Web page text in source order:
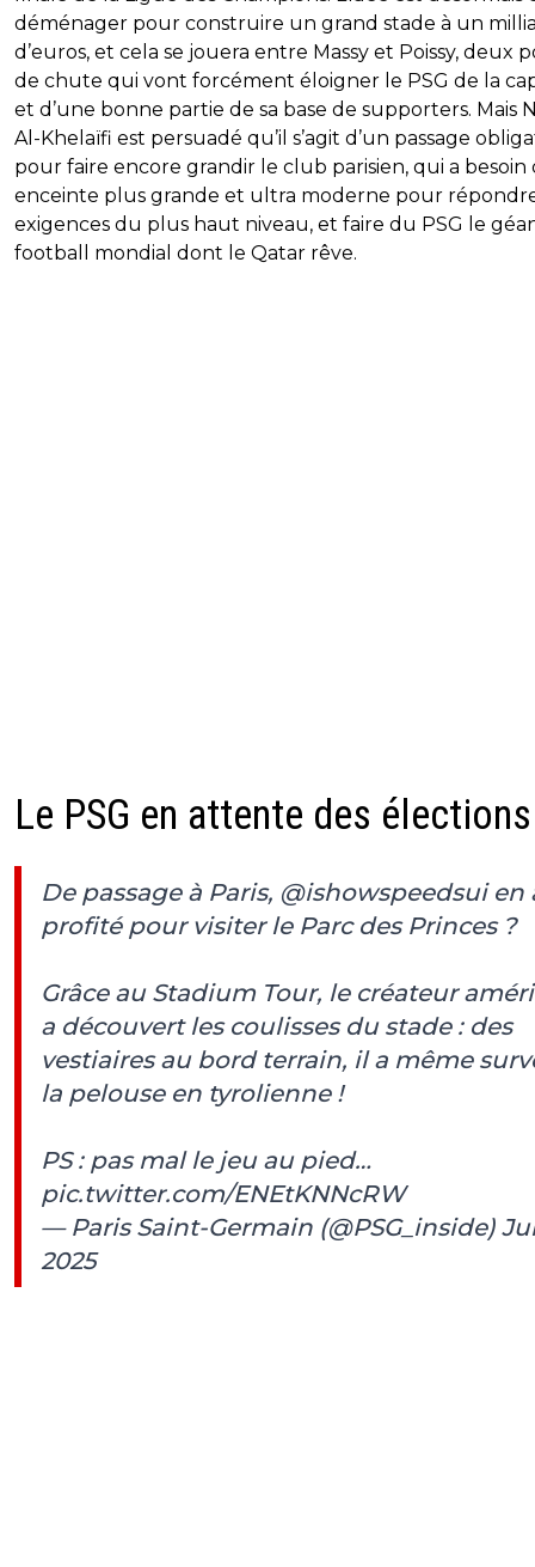
déménager pour construire un grand stade à un
d’euros, et cela se jouera entre Massy et Poissy, deux
de chute qui vont forcément éloigner le PSG de la
et d’une bonne partie de sa base de supporters. Mais
Al-Khelaïfi est persuadé qu’il s’agit d’un passage
pour faire encore grandir le club parisien, qui a besoin
enceinte plus grande et ultra moderne pour
exigences du plus haut niveau, et faire du PSG le
football mondial dont le Qatar rêve.
Le PSG en attente des
De passage à Paris, @ishowspeedsuien
profité pour visiter le Parc des Princes ?️
Grâce au Stadium Tour, le créateur
a découvert les coulisses du stade : des
vestiaires au bord terrain, il a même
la pelouse en tyrolienne !
PS : pas mal le jeu au pied…
pic.twitter.com/ENEtKNNcRW
— Paris Saint-Germain (@PSG_inside)
2025